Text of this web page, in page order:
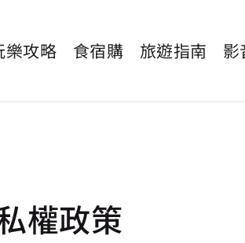
樂攻略 食宿購 旅遊指南 影
權政策